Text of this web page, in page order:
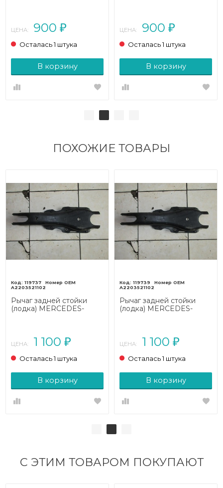
ЦЕНА: 900 ₽
Осталась 1 штука
В корзину
ЦЕНА: 900 ₽
Осталась 1 штука
В корзину
ПОХОЖИЕ ТОВАРЫ
119737
A2203521102
Рычаг задней стойки
(лодка) MERCEDES-
ЦЕНА: 1 100 ₽
Осталась 1 штука
В корзину
119739
A2203521102
Рычаг задней стойки
(лодка) MERCEDES-
ЦЕНА: 1 100 ₽
Осталась 1 штука
В корзину
С ЭТИМ ТОВАРОМ ПОКУПАЮТ